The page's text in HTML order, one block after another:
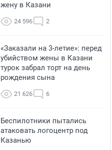
жену в Казани
24 596 2
«Заказали на 3-летие»: перед
убийством жены в Казани
турок забрал торт на день
рождения сына
21 626 6
Беспилотники пытались
атаковать логоцентр под
Казанью